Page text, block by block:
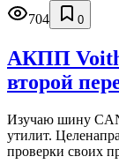
704
0
АКПП
второй
Изучаю шину
утилит.
проверки своих